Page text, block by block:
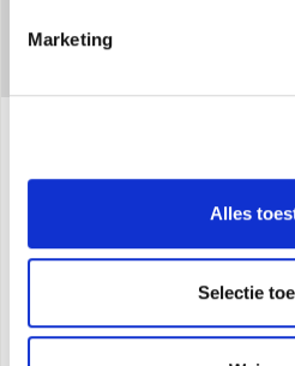
Marketing
Alles
Selectie
Afkoeling,